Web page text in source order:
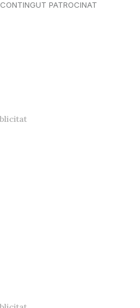
CONTINGUT PATROCINAT